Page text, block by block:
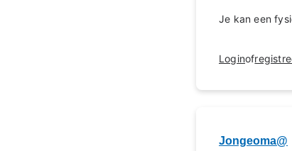
Je kan een
Loginof
Jongeoma@